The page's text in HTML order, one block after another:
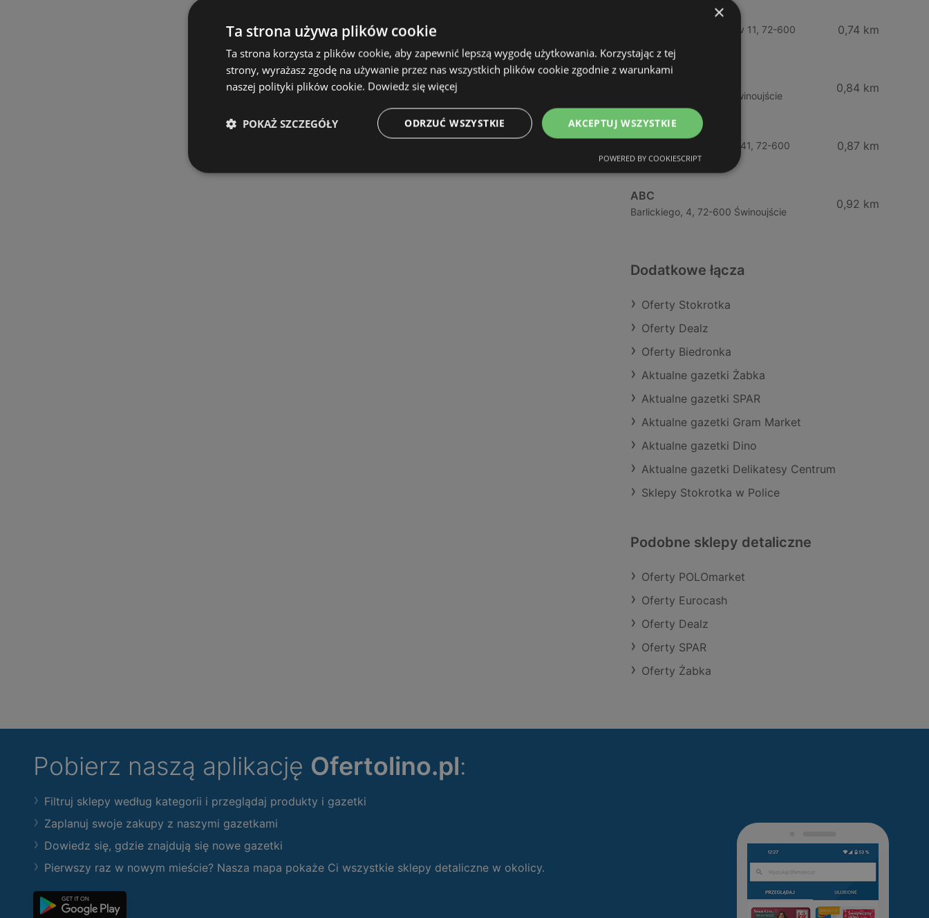
Wybrzeze Władysława Iv 11, 72-600
0,74 km
Chrobrego 9, 72-600 Świnoujście
0,84 km
Lidl
Ul. Bohaterów Września 41, 72-600
Świnoujście
0,87 km
ABC
Barlickiego, 4, 72-600 Świnoujście
0,92 km
Dodatkowe łącza
Oferty Stokrotka
Oferty Dealz
Oferty Biedronka
Aktualne gazetki Żabka
Aktualne gazetki SPAR
Aktualne gazetki Gram Market
Aktualne gazetki Dino
Aktualne gazetki Delikatesy Centrum
Sklepy Stokrotka w Police
Podobne sklepy detaliczne
Oferty POLOmarket
Oferty Eurocash
Oferty Dealz
Oferty SPAR
Oferty Żabka
Pobierz naszą aplikację Ofertolino.pl:
Filtruj sklepy według kategorii i przeglądaj produkty i gazetki
Zaplanuj swoje zakupy z naszymi gazetkami
Dowiedz się, gdzie znajdują się nowe gazetki
Pierwszy raz w nowym mieście? Nasza mapa pokaże Ci wszystkie sklepy detaliczne w okolicy.
×
Ta strona używa plików cookie
Ta strona korzysta z plików cookie, aby zapewnić lepszą wygodę użytkowania. Korzystając z tej
strony, wyrażasz zgodę na używanie przez nas wszystkich plików cookie zgodnie z warunkami
naszej polityki plików cookie. Dowiedz się więcej
AKCEPTUJ WSZYSTKIE
ODRZUĆ WSZYSTKIE
POKAŻ SZCZEGÓŁY
POWERED BY COOKIESCRIPT